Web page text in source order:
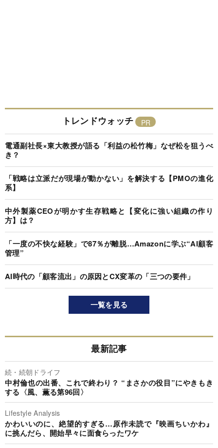
トレンドウォッチ
電通副社長×東大教授が語る「利益の松竹梅」なぜ松を狙うべ
き？
「戦略は立派だが現場が動かない」を解決する【PMOの進化
系】
中外製薬CEOが明かす生存戦略と【変化に強い組織の作り
方】は？
「一度の不快な経験」で87％が離脱…Amazonに学ぶ“AI顧客
管理”
AI時代の「顧客流出」の原因とCX変革の「三つの要件」
一覧を見る
最新記事
続・続朝ドライフ
中村倫也の出番、これで終わり？ “まさかの役目”にやきもき
する〈風、薫る第96回〉
Lifestyle Analysis
かわいいのに、絶望的すぎる…原作未読で『映画ちいかわ』
に挑んだら、開始早々に面食らったワケ